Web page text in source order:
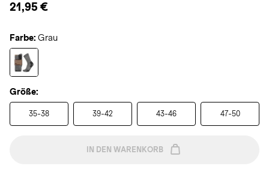
21,95 €
Farbe: Grau
Größe:
35-38 39-42 43-46 47-50
IN DEN WARENKORB